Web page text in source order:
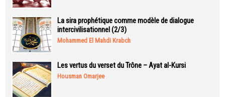
La sira prophétique comme modèle de dialogue
intercivilisationnel (2/3)
Mohammed El Mahdi Krabch
Les vertus du verset du Trône – Ayat al-Kursi
Housman Omarjee